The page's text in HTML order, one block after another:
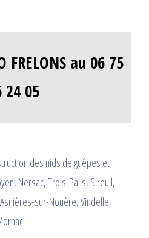
FRELONS au 06 75
24 05
des nids de guêpes et
Nersac, Trois-Palis, Sireuil,
sur-Nouère, Vindelle,